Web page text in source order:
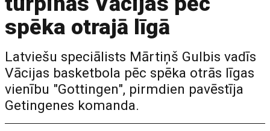
spēka otrajā līgā
Latviešu speciālists Mārtiņš Gulbis vadīs
Vācijas basketbola pēc spēka otrās līgas
vienību "Gottingen", pirmdien pavēstīja
Getingenes komanda.